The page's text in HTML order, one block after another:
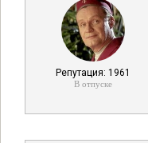
Репутация: 1961
В отпуске